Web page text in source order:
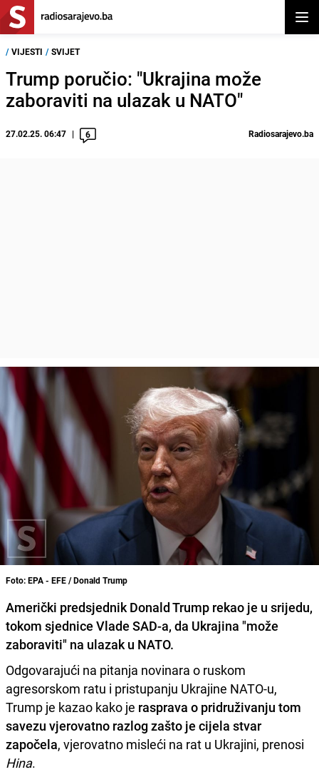
/ VIJESTI / SVIJET
Trump poručio: "Ukrajina može
zaboraviti na ulazak u NATO"
27.02.25. 06:47 6 Radiosarajevo.ba
Foto: EPA - EFE / Donald Trump
Američki predsjednik Donald Trump rekao je u srijedu,
tokom sjednice Vlade SAD-a, da Ukrajina "može
zaboraviti" na ulazak u NATO.
Odgovarajući na pitanja novinara o ruskom
agresorskom ratu i pristupanju Ukrajine NATO-u,
Trump je kazao kako je rasprava o pridruživanju tom
savezu vjerovatno razlog zašto je cijela stvar
započela, vjerovatno misleći na rat u Ukrajini, prenosi
Hina.